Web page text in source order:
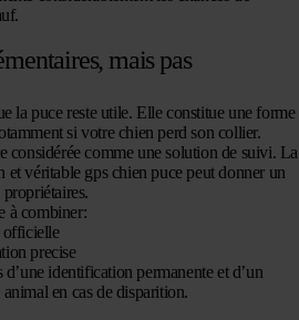
mais pas
la puce reste utile. Elle constitue une forme
si votre chien perd son collier.
considérée comme une solution de suivi. La
et véritable gps chien puce peut donner un
à combiner:
officielle
precise
identification permanente et d’un
en cas de disparition.